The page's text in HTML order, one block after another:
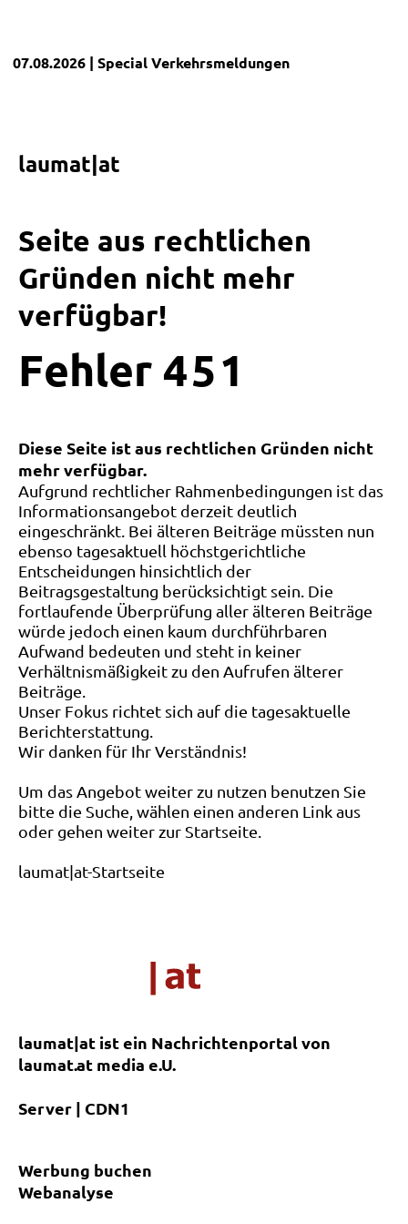
07.08.2026 | SpecialVerkehrsmeldungen
laumat|at
Seite aus rechtlichen
Gründen nicht mehr
verfügbar!
Fehler 4 5 1
Diese Seite ist aus rechtlichen Gründen nicht
mehr verfügbar.
Aufgrund rechtlicher Rahmenbedingungen ist das
Informationsangebot derzeit deutlich
eingeschränkt. Bei älteren Beiträge müssten nun
ebenso tagesaktuell höchstgerichtliche
Entscheidungen hinsichtlich der
Beitragsgestaltung berücksichtigt sein. Die
fortlaufende Überprüfung aller älteren Beiträge
würde jedoch einen kaum durchführbaren
Aufwand bedeuten und steht in keiner
Verhältnismäßigkeit zu den Aufrufen älterer
Beiträge.
Unser Fokus richtet sich auf die tagesaktuelle
Berichterstattung.
Wir danken für Ihr Verständnis!
Um das Angebot weiter zu nutzen benutzen Sie
bitte die Suche, wählen einen anderen Link aus
oder gehen weiter zur Startseite.
laumat|at-Startseite
laumat|at ist ein Nachrichtenportal von
laumat.at media e.U.
Server | CDN1
Werbung buchen
Webanalyse